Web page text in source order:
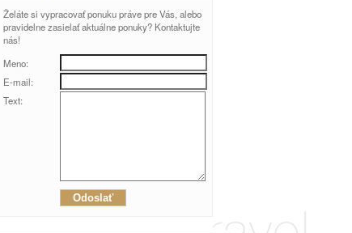
Želáte si vypracovať ponuku práve pre Vás, alebo
pravidelne zasielať aktuálne ponuky? Kontaktujte
nás!
Meno:
E-mail:
Text: